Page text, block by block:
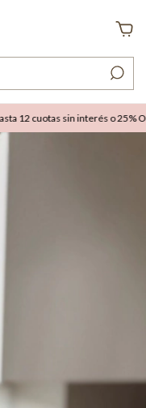
12 cuotas sin interés o 25%